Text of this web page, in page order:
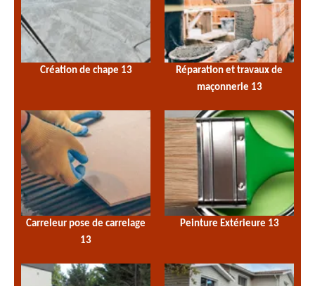
Création de chape 13
Réparation et travaux de
maçonnerie 13
Carreleur pose de carrelage
13
Peinture Extérieure 13